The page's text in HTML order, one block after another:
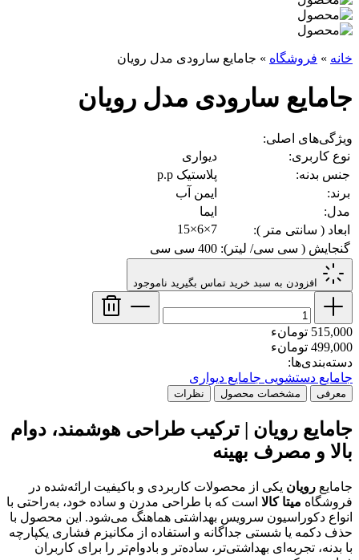
خانه » فروشگاه » جامایع سارودی مدل رویان
جامایع سارودی مدل رویان
ویژگی‌های اصلی:
نوع کاربری:
دیواری
جنس بدنه:
پلاستیک p.p
برند:
ایمن آب
مدل:
ایما
ابعاد ( سانتی متر ):
7×6×15
گنجایش ( سی سی/ لیتر): 400 سی سی
افزودن به سبد خرید تماس بگیرید ناموجود
515,000 تومانء
499,000 تومانء
دسته‌بندی‌ها:
جامایع دستشویی جامایع دیواری
معرفی مشخصات محصول نظرات
جامایع رویان | ترکیب طراحی هوشمند، دوام
بالا و مصرف بهینه
جامایع رویان یکی از محصولات کاربردی و باکیفیت ارائه‌شده در
فروشگاه میتا کالا است که با طراحی مدرن و ساده خود، به‌راحتی با
انواع دکوراسیون سرویس بهداشتی هماهنگ می‌شود. این محصول با
حذف دکمه یا شستی جداگانه و استفاده از مکانیزم فشاری یکپارچه
با بدنه، تجربه‌ای بهداشتی‌تر، ساده‌تر و بادوام‌تر را برای کاربران